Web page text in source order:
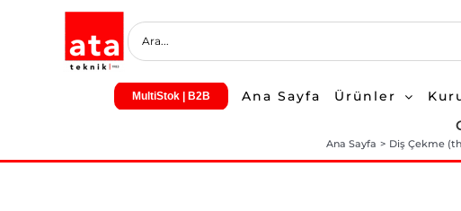
MultiStok | B2B Ana Sayfa Ürünler
Ana Sayfa Diş Çekme